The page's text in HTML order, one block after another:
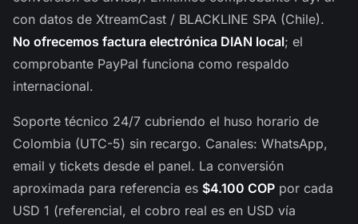
con datos de XtreamCast / BLACKLINE SPA (Chile).
No ofrecemos factura electrónica DIAN local; el
comprobante PayPal funciona como respaldo
internacional.
Soporte técnico 24/7 cubriendo el huso horario de
Colombia (UTC-5) sin recargo. Canales: WhatsApp,
email y tickets desde el panel. La conversión
aproximada para referencia es $4.100 COP por cada
USD 1 (referencial, el cobro real es en USD vía